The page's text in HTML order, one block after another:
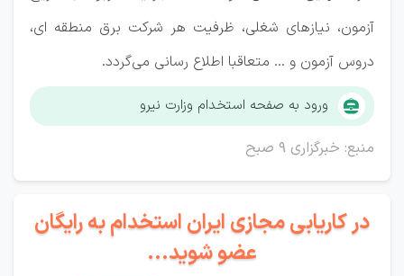
آزمون، نیاز‌های شغلی، ظرفیت هر شرکت برق منطقه ای،
دروس آزمون و ... متعاقبا اطلاع رسانی می‌گردد.
ورود به صفحه استخدام وزارت نیرو
منبع: خبرگزاری 9 صبح
در کاریابی مجازی ایران استخدام به رایگان
عضو شوید...